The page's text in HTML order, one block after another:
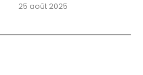
25 août 2025